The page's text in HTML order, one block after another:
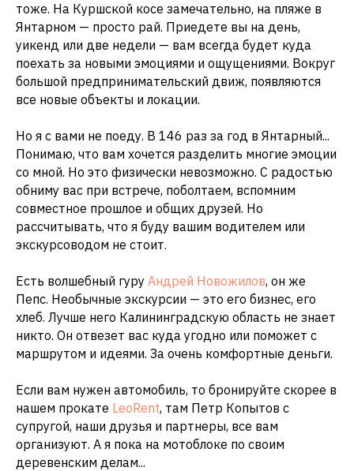
тоже. На Куршской косе замечательно, на пляже в
Янтарном — просто рай. Приедете вы на день,
уикенд или две недели — вам всегда будет куда
поехать за новыми эмоциями и ощущениями. Вокруг
большой предпринимательский движ, появляются
все новые объекты и локации.
Но я с вами не поеду. В 146 раз за год в Янтарный...
Понимаю, что вам хочется разделить многие эмоции
со мной. Но это физически невозможно. С радостью
обниму вас при встрече, поболтаем, вспомним
совместное прошлое и общих друзей. Но
рассчитывать, что я буду вашим водителем или
экскурсоводом не стоит.
Есть волшебный гуру Андрей Новожилов, он же
Пепс. Необычные экскурсии — это его бизнес, его
хлеб. Лучше него Калининградскую область не знает
никто. Он отвезет вас куда угодно или поможет с
маршрутом и идеями. За очень комфортные деньги.
Если вам нужен автомобиль, то бронируйте скорее в
нашем прокате LeoRent, там Петр Копытов с
супругой, наши друзья и партнеры, все вам
организуют. А я пока на мотоблоке по своим
деревенским делам...